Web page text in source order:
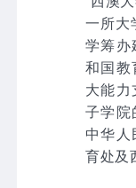
一所大
学筹办
和国教
大能力
子学院
中华人
育处及